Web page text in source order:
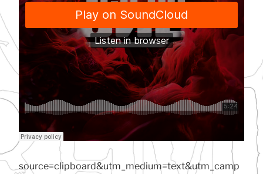
source=clipboard&utm_medium=text&utm_camp